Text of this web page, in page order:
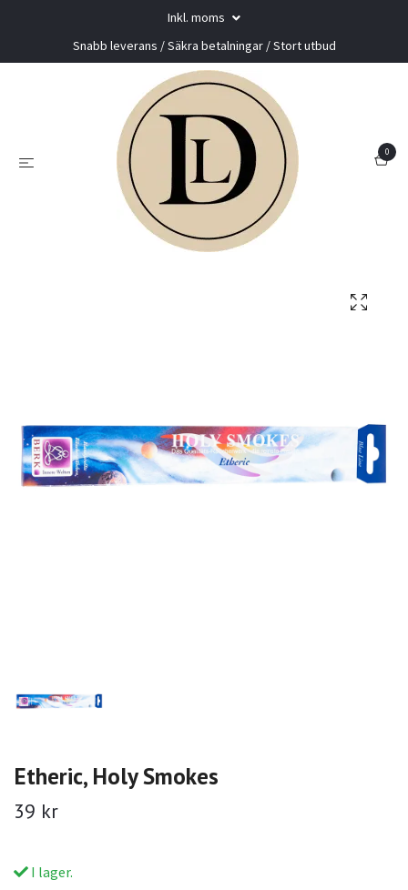
Inkl. moms
Snabb leverans / Säkra betalningar / Stort utbud
0
Etheric, Holy Smokes
39 kr
I lager.